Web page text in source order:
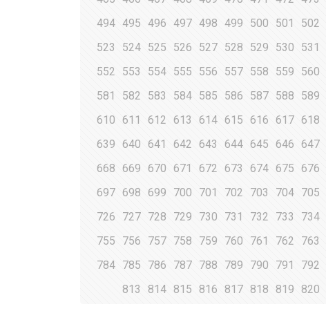
494 495 496 497 498 499 500 501 502
523
524 525 526 527 528 529 530 531
552
553 554 555 556 557 558 559 560
581
582 583 584 585 586 587 588 589
610
611 612 613 614 615 616 617 618
639
640 641 642 643 644 645 646 647
668
669 670 671 672 673 674 675 676
697 698 699 700 701 702 703 704 705
726
727 728 729 730 731 732 733 734
755
756 757 758 759 760 761 762 763
784 785 786 787 788 789 790 791 792
813
814 815 816 817 818 819 820